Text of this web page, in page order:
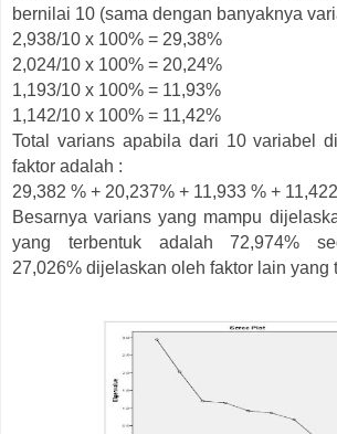
bernilai 10 (sama dengan banyaknya
2,938/10 x 100% = 29,38%
2,024/10 x 100% = 20,24%
1,193/10 x 100% = 11,93%
1,142/10 x 100% = 11,42%
Total varians apabila dari 10 variabel
faktor adalah :
29,382 % + 20,237% + 11,933 % +
Besarnya varians yang mampu
yang terbentuk adalah 72,974%
27,026% dijelaskan oleh faktor lain yang